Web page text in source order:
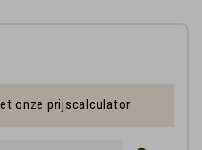
onze prijscalculator